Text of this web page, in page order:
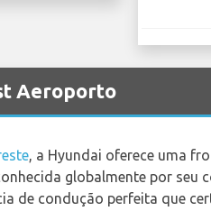
Aeroporto
, a Hyundai oferece uma
globalmente por seu
de condução perfeita que